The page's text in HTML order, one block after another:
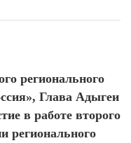
регионального
Глава Адыгеи
в работе второго
регионального